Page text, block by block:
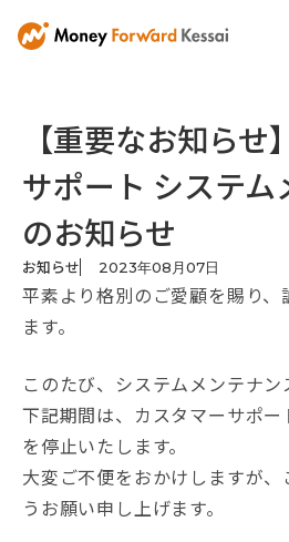
【重要なお知らせ
サポート システム
のお知らせ
お知らせ 2023年08 月07日
平素より格別のご愛顧を賜り
ます。
このたび、システムメンテナン
下記期間は、カスタマーサポ
を停止いたします。
大変ご不便をおかけしますが
うお願い申し上げます。